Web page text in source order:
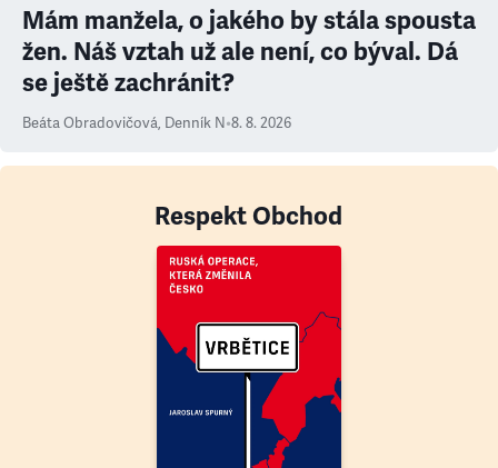
Mám manžela, o jakého by stála spousta
žen. Náš vztah už ale není, co býval. Dá
se ještě zachránit?
Beáta Obradovičová, Denník N•8. 8. 2026
Respekt Obchod